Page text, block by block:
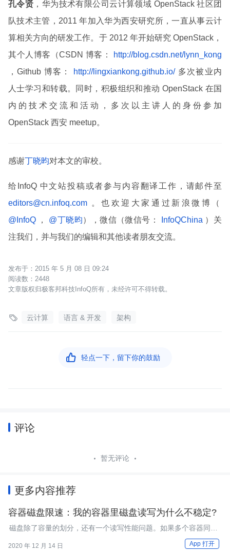
孔令贤 ，华为技术有限公司云计算领域 OpenStack 社区团
队技术主管，2011 年加入华为西安研究所，一直从事云计
算相关方向的研发工作。于 2012 年开始研究 OpenStack，
其个人博客（CSDN 博客：
http://blog.csdn.net/lynn_kong
，Github 博客：
http://lingxiankong.github.io/ 多次被业内
人士学习和转载。同时，积极组织和推动 OpenStack 在国
内的技术交流和活动，多次以主讲人的身份参加
OpenStack 西安 meetup。
感谢丁晓昀对本文的审校。
给InfoQ 中文站投稿或者参与内容翻译工作，请邮件至
editors@cn.infoq.com 。也欢迎大家通过新浪微博（
@InfoQ
， @丁晓昀），微信（微信号： InfoQChina ）关
注我们，并与我们的编辑和其他读者朋友交流。
2015 年 5 月 08 日 09:24
2448
文章版权归极客邦科技InfoQ所有，未经许可不得转载。
 云计算 语言 & 开发 架构
 轻点一下，留下你的鼓励
评论
暂无评论
更多内容推荐
容器磁盘限速：我的容器里磁盘读写为什么不稳定?
磁盘除了容量的划分，还有一个读写性能问题。如果多个容器同时
读写节点上的同一块磁盘，那么它们的磁盘读写相互之间影响吗？
2020 年 12 月 14 日 App 打开